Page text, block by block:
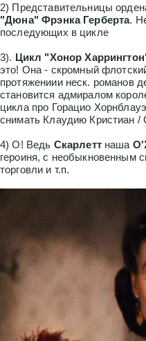
2) Представительницы
"Дюна" Фрэнка Герберта.
последующих в цикле
3). Цикл "Хонор
это! Она - скромный
протяжениии неск. романов
становится адмиралом
цикла про Горацио
снимать Клаудию Кристиан /
4) О! Ведь Скарлетт наша
героиня, с необыкновенным
торговли и т.п.